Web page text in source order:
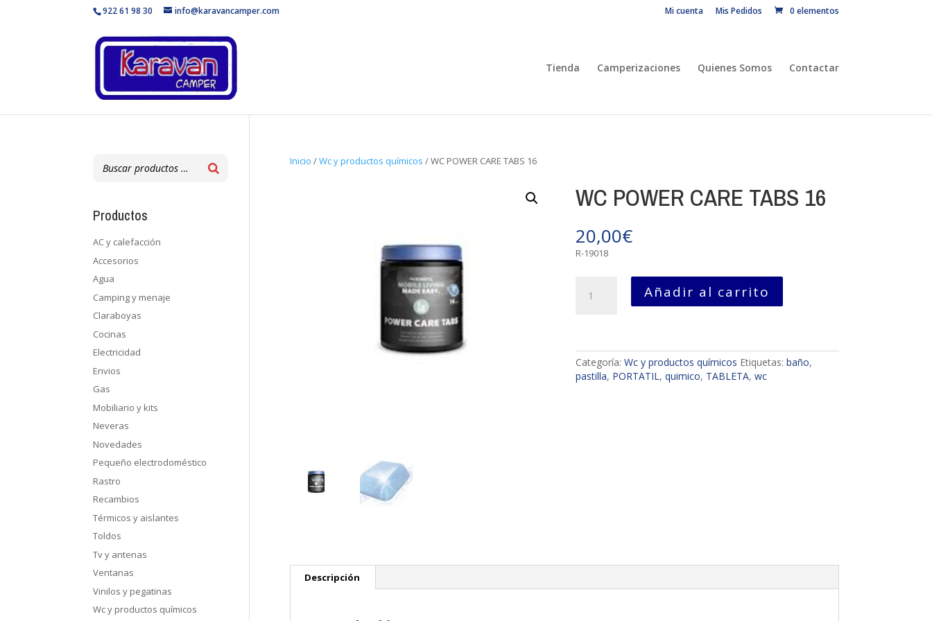
922 61 98 30 info@karavancamper.com Mi cuenta Mis Pedidos 0 elementos
Tienda Camperizaciones Quienes Somos Contactar
Inicio /Wc y productos químicos / WC POWER CARE TABS 16
WC POWER CARE TABS 16
20,00€
R-19018
POWER
cantidad
Añadir al carrito
Categoría: Wc y productos químicos Etiquetas: baño,
pastilla, PORTATIL, quimico, TABLETA, wc
Descripción
Productos
AC y calefacción
Accesorios
Agua
Camping y menaje
Claraboyas
Cocinas
Electricidad
Envios
Gas
Mobiliario y kits
Neveras
Novedades
Pequeño electrodoméstico
Rastro
Recambios
Térmicos y aislantes
Toldos
Tv y antenas
Ventanas
Vinilos y pegatinas
Wc y productos químicos